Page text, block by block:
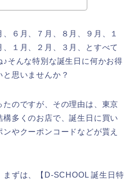
６月、７月、８月、９月、１
、１月、２月、３月、とすべて
そんな特別な誕生日に何かお得
思いませんか？
たのですが、その理由は、東京
多くのお店で、誕生日に買い
やクーポンコードなどが貰え
まずは、【D-SCHOOL 誕生日特